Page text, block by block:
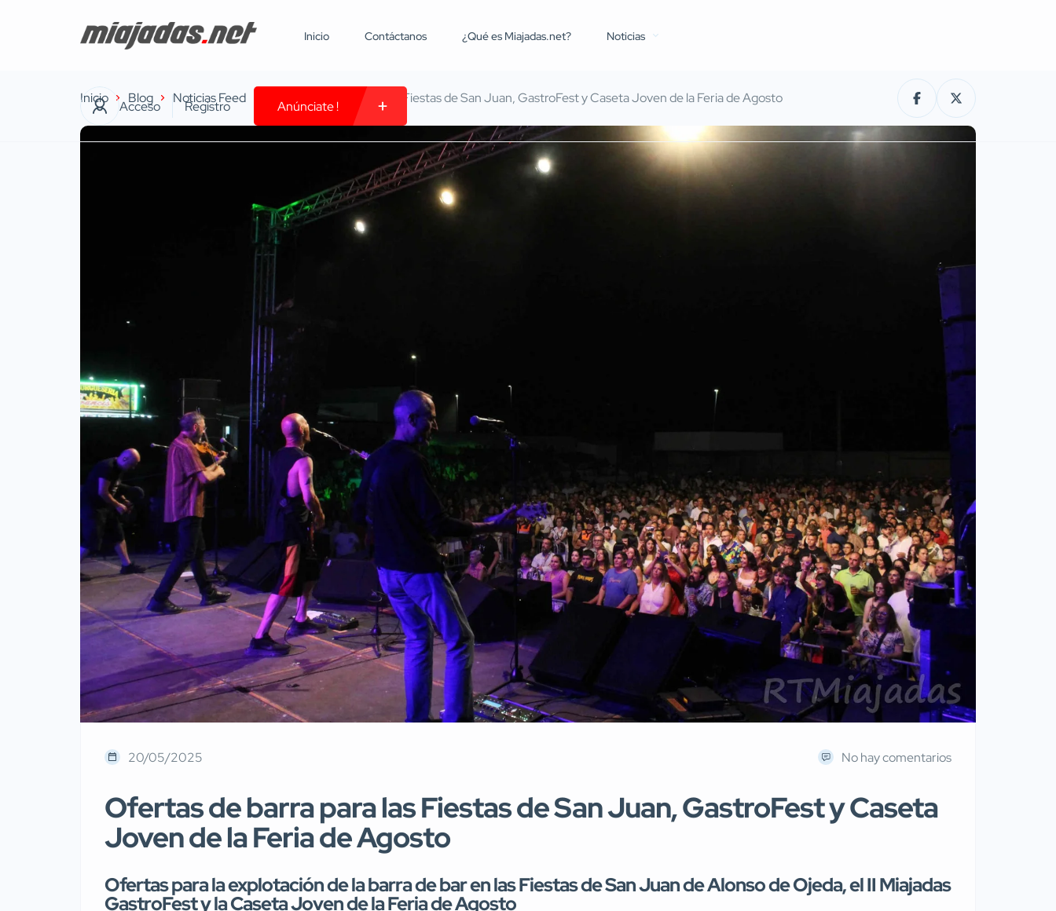
Inicio Contáctanos ¿Qué es Miajadas.net? Noticias
Acceso Registro Anúnciate !
Inicio Blog Noticias Feed Ofertas de barra para las Fiestas de San Juan, GastroFest y Caseta Joven de la Feria de Agosto
20/05/2025 No hay comentarios
Ofertas de barra para las Fiestas de San Juan, GastroFest y Caseta
Joven de la Feria de Agosto
Ofertas para la explotación de la barra de bar en las Fiestas de San Juan de Alonso de Ojeda, el II Miajadas
GastroFest y la Caseta Joven de la Feria de Agosto